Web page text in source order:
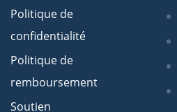
Politique de
confidentialité
Politique de
remboursement
Soutien